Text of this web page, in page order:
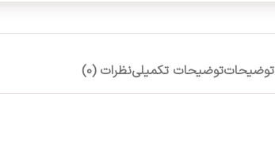
توضیحاتتوضیحات تکمیلینظرات (0)